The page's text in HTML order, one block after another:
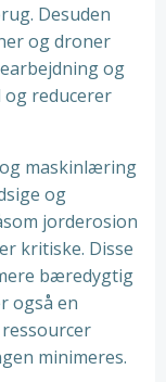
Desuden
og droner
og
reducerer
maskinlæring
og
jorderosion
kritiske. Disse
bæredygtig
også en
minimeres.